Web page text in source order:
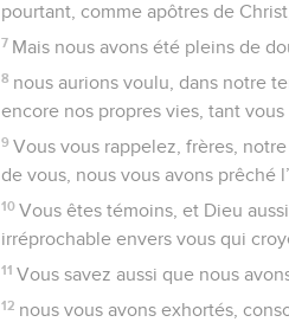
pourtant, comme apôtres de
7 Mais nous avons été pleins de
8 nous aurions voulu, dans notre
encore nos propres vies, tant
9 Vous vous rappelez, frères,
de vous, nous vous avons prêché
10 Vous êtes témoins, et Dieu
irréprochable envers vous qui
11 Vous savez aussi que nous
12 nous vous avons exhortés,